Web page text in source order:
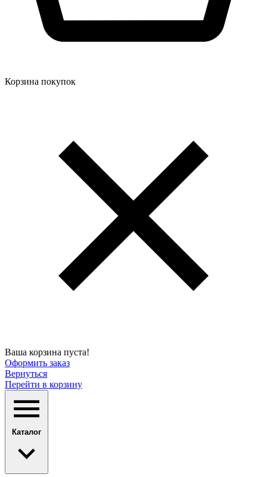
Корзина покупок
Ваша корзина пуста!
Оформить заказ
Вернуться
Перейти в корзину
Каталог